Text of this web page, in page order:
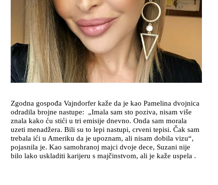
Zgodna gospođa Vajndorfer kaže da je kao Pamelina dvojnica
odradila brojne nastupe: „Imala sam sto poziva, nisam više
znala kako ću stići u tri emisije dnevno. Onda sam morala
uzeti menadžera. Bili su to lepi nastupi, crveni tepisi. Čak sam
trebala ići u Ameriku da je upoznam, ali nisam dobila vizu“,
pojasnila je. Kao samohranoj majci dvoje dece, Suzani nije
bilo lako uskladiti karijeru s majčinstvom, ali je kaže uspela .